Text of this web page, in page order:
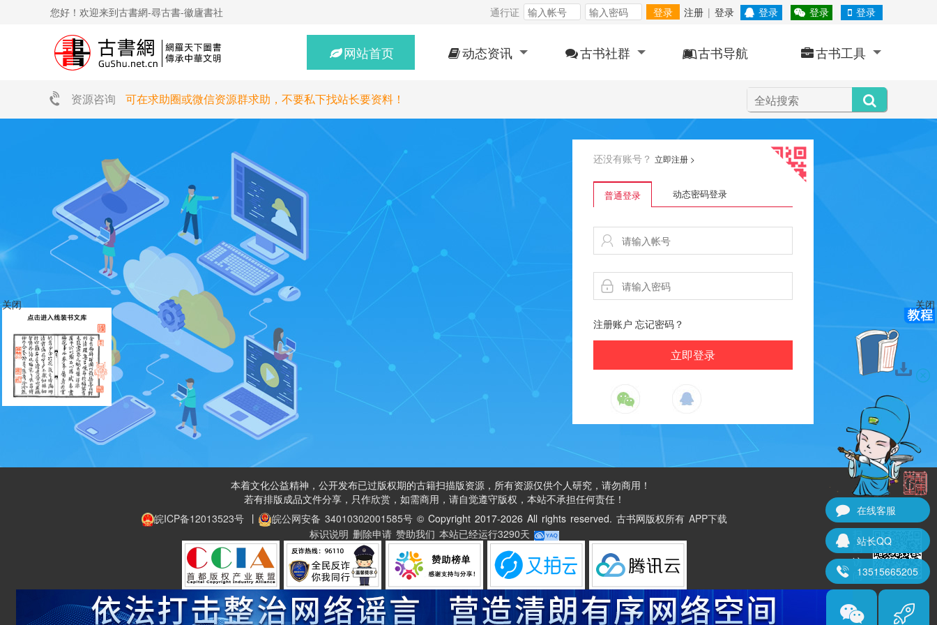
关闭
关闭
您好！欢迎来到古書網-尋古書-徽廬書社 通行证 登录 注册 | 登录 登录 登录 登录
网站首页 动态资讯 古书社群 古书导航 古书工具
资源咨询 可在求助圈或微信资源群求助，不要私下找站长要资料！
还没有账号？ 立即注册 >
普通登录 动态密码登录
注册账户 忘记密码？
本着文化公益精神，公开发布已过版权期的古籍扫描版资源，所有资源仅供个人研究，请勿商用！
若有排版成品文件分享，只作欣赏，如需商用，请自觉遵守版权，本站不承担任何责任！
皖ICP备12013523号丨 皖公网安备 34010302001585号©Copyright 2017-2026 All rights reserved. 古书网版权所有 APP下载
标识说明 删除申请 赞助我们 本站已经运行3290天
扫
码
访
问
在线客服
站长QQ
13515665205